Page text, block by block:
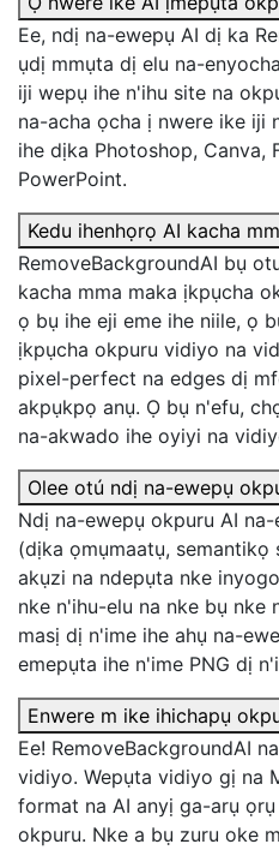
Ee, ndị na-ewepụ AI dị ka
ụdị mmụta dị elu na-
iji wepụ ihe n'ihu site na
na-acha ọcha ị nwere ike iji
ihe dịka Photoshop, Canva,
PowerPoint.
Kedu ihenhọrọ AI kacha
RemoveBackgroundAI bụ
kacha mma maka ịkpụcha
ọ bụ ihe eji eme ihe niile, ọ
ịkpụcha okpuru vidiyo na
pixel-perfect na edges dị
akpụkpọ anụ. Ọ bụ n'efu,
na-akwado ihe oyiyi na
Olee otú ndị na-ewepụ
Ndị na-ewepụ okpuru AI
(dịka ọmụmaatụ,
akụzi na ndepụta nke
nke n'ihu-elu na nke bụ nke
masị dị n'ime ihe ahụ na-
emepụta ihe n'ime PNG dị
Enwere m ike ihichapụ
Ee! RemoveBackgroundAI
vidiyo. Wepụta vidiyo gị na
format na AI anyị ga-arụ
okpuru. Nke a bụ zuru oke